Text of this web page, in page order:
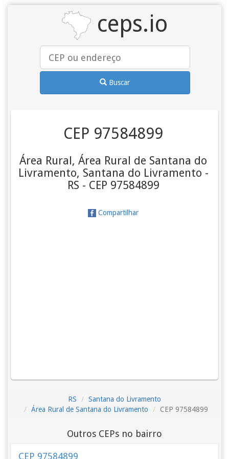
ceps.io
Buscar
CEP 97584899
Área Rural, Área Rural de Santana do
Livramento, Santana do Livramento -
RS - CEP 97584899
Compartilhar
RS
Santana do Livramento
Área Rural de Santana do Livramento
CEP 97584899
Outros CEPs no bairro
CEP 97584899